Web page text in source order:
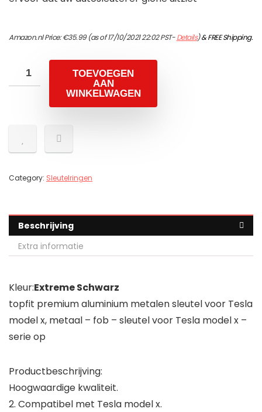
Amazon.nl Price:€35.99(as of 17/10/2021 22:02 PST-Details)&FREE Shipping.
TOEVOEGEN
AAN
WINKELWAGEN
Category: Sleutelringen
Beschrijving
Extra informatie
Kleur:Extreme Schwarz
topfit premium aluminium metalen sleutel voor Tesla
model x, metaal – fob – sleutel voor Tesla model x –
serie op
Productbeschrijving:
Hoogwaardige kwaliteit.
2. Compatibel met Tesla model x.